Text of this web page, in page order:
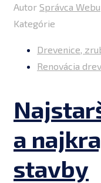
Autor Správca Webu
Kategórie
Drevenice,
Renovácia
a
stavby